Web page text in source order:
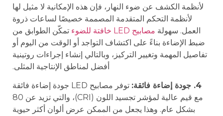
لأنظمة الكشف عن ضوء النهار، فإن هذه الإمكانية لا مثيل لها
لأنظمة التحكم المتقدمة المصممة خصيصًا لساعات ذروة
العمل. سهولة مصابيح LED خافتة للضوء
تمكّن الطوابق من
ضبط الإضاءة بناءً على اكتشاف التواجد أو الوقت من اليوم أو
تفاصيل المهمة وتغيير التركيز، وبالتالي إنشاء إجراءات روتينية
أفضل لمناطق الإنتاجية المثلى.
4. جودة إضاءة فائقة:
توفر مصابيح LED جودة إضاءة فائقة
مع قيم عالية لمؤشر تجسيد اللون (CRI)، والتي تزيد عن 80
بشكل عام. وهذا يجعل من الممكن عرض ألوان أكثر حيوية